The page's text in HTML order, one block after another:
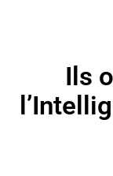
Ils